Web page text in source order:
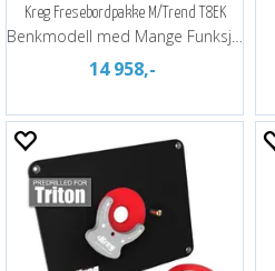
Kreg Fresebordpakke M/Trend T8EK
Benkmodell med Mange Funksjoner
14 958,-